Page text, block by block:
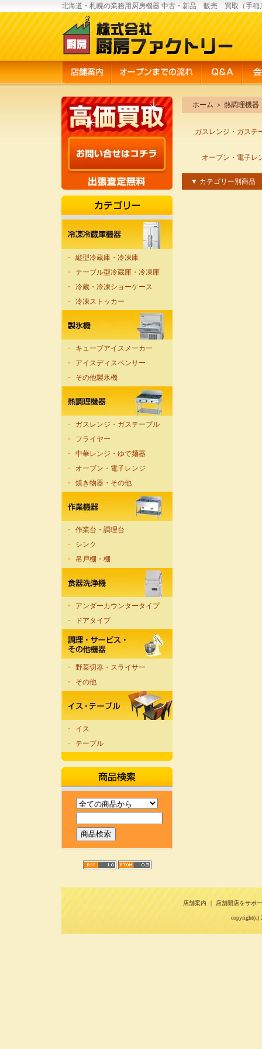
北海道・札幌の業務用厨房機器 中古・新品 販売 買取（手稲
・
縦型冷蔵庫・冷凍庫
・
テーブル型冷蔵庫・冷凍庫
・
冷蔵・冷凍ショーケース
・
冷凍ストッカー
・
キューブアイスメーカー
・
アイスディスペンサー
・
その他製氷機
・
ガスレンジ・ガステーブル
・
フライヤー
・
中華レンジ・ゆで麺器
・
オーブン・電子レンジ
・
焼き物器・その他
・
作業台・調理台
・
シンク
・
吊戸棚・棚
・
アンダーカウンタータイプ
・
ドアタイプ
・
野菜切器・スライサー
・
その他
・
イス
・
テーブル
ホーム ＞ 熱調理機器
ガスレンジ・ガステ
オーブン・電子レ
▼ カテゴリー別商品
店舗案内 ｜ 店舗開店をサポ
copyright(c)